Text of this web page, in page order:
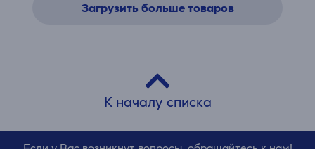
Загрузить больше товаров
К началу списка